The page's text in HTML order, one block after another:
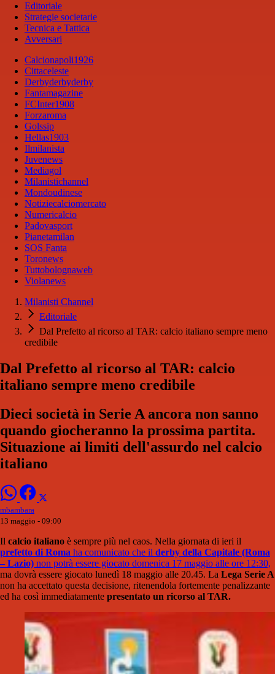
Editoriale
Strategie societarie
Tecnica e Tattica
Avversari
Calcionapoli1926
Cittaceleste
Derbyderbyderby
Fantamagazine
FCInter1908
Forzaroma
Golssip
Hellas1903
Ilmilanista
Juvenews
Mediagol
Milanistichannel
Mondoudinese
Notiziecalciomercato
Numericalcio
Padovasport
Pianetamilan
SOS Fanta
Toronews
Tuttobolognaweb
Violanews
Milanisti Channel
Editoriale
Dal Prefetto al ricorso al TAR: calcio italiano sempre meno
credibile
Dal Prefetto al ricorso al TAR: calcio
italiano sempre meno credibile
Dieci società in Serie A ancora non sanno
quando giocheranno la prossima partita.
Situazione ai limiti dell'assurdo nel calcio
italiano
mbambara
13 maggio - 09:00
Il calcio italiano è sempre più nel caos. Nella giornata di ieri il
prefetto di Roma ha comunicato che il derby della Capitale (Roma
– Lazio) non potrà essere giocato domenica 17 maggio alle ore 12:30,
ma dovrà essere giocato lunedì 18 maggio alle 20.45. La Lega Serie A
non ha accettato questa decisione, ritenendola fortemente penalizzante
ed ha così immediatamente presentato un ricorso al TAR.